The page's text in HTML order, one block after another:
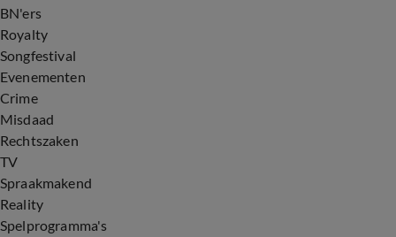
BN'ers
Royalty
Songfestival
Evenementen
Crime
Misdaad
Rechtszaken
TV
Spraakmakend
Reality
Spelprogramma's